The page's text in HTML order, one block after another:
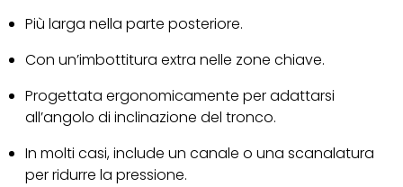
Più larga nella parte posteriore.
Con un’imbottitura extra nelle zone chiave.
Progettata ergonomicamente per adattarsi
all’angolo di inclinazione del tronco.
In molti casi, include un canale o una scanalatura
per ridurre la pressione.